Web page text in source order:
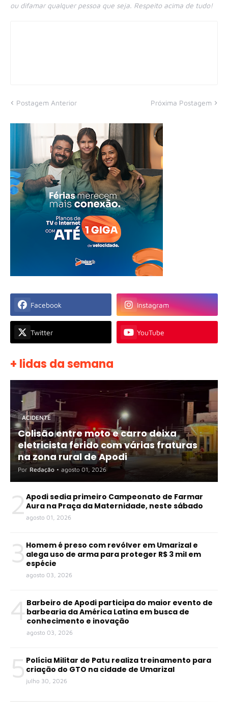
ou difamar qualquer pessoa que seja. Respeito acima de tudo!
Postagem Anterior Próxima Postagem
Facebook Instagram
Twitter YouTube
+ lidas da semana
ACIDENTE
Colisão entre moto e carro deixa
eletricista ferido com várias fraturas
na zona rural de Apodi
Por Redação • agosto 01, 2026
2 Apodi sedia primeiro Campeonato de Farmar
Aura na Praça da Maternidade, neste sábado
agosto 01, 2026
3 Homem é preso com revólver em Umarizal e
alega uso de arma para proteger R$ 3 mil em
espécie
agosto 03, 2026
4 Barbeiro de Apodi participa do maior evento de
barbearia da América Latina em busca de
conhecimento e inovação
agosto 03, 2026
5 Polícia Militar de Patu realiza treinamento para
criação do GTO na cidade de Umarizal
julho 30, 2026